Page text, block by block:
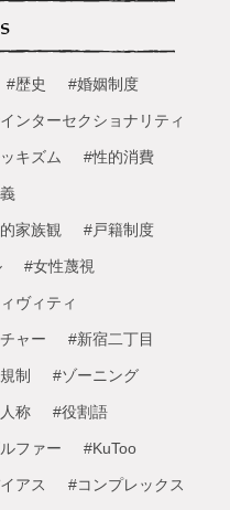
#歴史 #婚姻制度
ンターセクショナリティ
キズム #性的消費
家族観 #戸籍制度
#女性蔑視
ヴィティ
ャー #新宿二丁目
制 #ゾーニング
称 #役割語
ファー #KuToo
アス #コンプレックス